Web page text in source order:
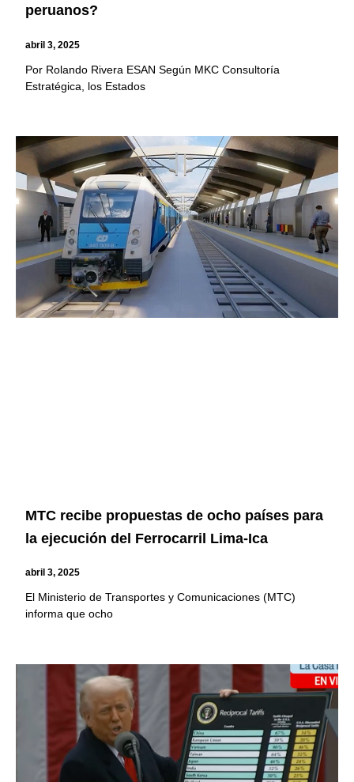
peruanos?
abril 3, 2025
Por Rolando Rivera ESAN Según MKC Consultoría
Estratégica, los Estados
MTC recibe propuestas de ocho países para
la ejecución del Ferrocarril Lima-Ica
abril 3, 2025
El Ministerio de Transportes y Comunicaciones (MTC)
informa que ocho